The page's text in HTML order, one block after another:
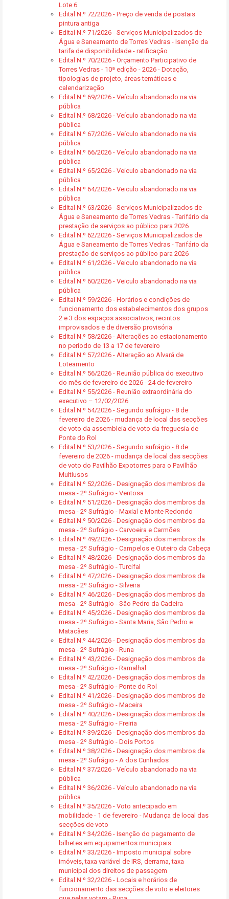
Lote 6
Edital N.º 72/2026 - Preço de venda de postais
pintura antiga
Edital N.º 71/2026 - Serviços Municipalizados de
Água e Saneamento de Torres Vedras - Isenção da
tarifa de disponibilidade - ratificação
Edital N.º 70/2026 - Orçamento Participativo de
Torres Vedras - 10ª edição - 2026 - Dotação,
tipologias de projeto, áreas temáticas e
calendarização
Edital N.º 69/2026 - Veículo abandonado na via
pública
Edital N.º 68/2026 - Veículo abandonado na via
pública
Edital N.º 67/2026 - Veículo abandonado na via
pública
Edital N.º 66/2026 - Veículo abandonado na via
pública
Edital N.º 65/2026 - Veiculo abandonado na via
pública
Edital N.º 64/2026 - Veiculo abandonado na via
pública
Edital N.º 63/2026 - Serviços Municipalizados de
Água e Saneamento de Torres Vedras - Tarifário da
prestação de serviços ao público para 2026
Edital N.º 62/2026 - Serviços Municipalizados de
Água e Saneamento de Torres Vedras - Tarifário da
prestação de serviços ao público para 2026
Edital N.º 61/2026 - Veiculo abandonado na via
pública
Edital N.º 60/2026 - Veiculo abandonado na via
pública
Edital N.º 59/2026 - Horários e condições de
funcionamento dos estabelecimentos dos grupos
2 e 3 dos espaços associativos, recintos
improvisados e de diversão provisória
Edital N.º 58/2026 - Alterações ao estacionamento
no período de 13 a 17 de fevereiro
Edital N.º 57/2026 - Alteração ao Alvará de
Loteamento
Edital N.º 56/2026 - Reunião pública do executivo
do mês de fevereiro de 2026 - 24 de fevereiro
Edital N.º 55/2026 - Reunião extraordinária do
executivo – 12/02/2026
Edital N.º 54/2026 - Segundo sufrágio - 8 de
fevereiro de 2026 - mudança de local das secções
de voto da assembleia de voto da freguesia de
Ponte do Rol
Edital N.º 53/2026 - Segundo sufrágio - 8 de
fevereiro de 2026 - mudança de local das secções
de voto do Pavilhão Expotorres para o Pavilhão
Multiusos
Edital N.º 52/2026 - Designação dos membros da
mesa - 2º Sufrágio - Ventosa
Edital N.º 51/2026 - Designação dos membros da
mesa - 2º Sufrágio - Maxial e Monte Redondo
Edital N.º 50/2026 - Designação dos membros da
mesa - 2º Sufrágio - Carvoeira e Carmões
Edital N.º 49/2026 - Designação dos membros da
mesa - 2º Sufrágio - Campelos e Outeiro da Cabeça
Edital N.º 48/2026 - Designação dos membros da
mesa - 2º Sufrágio - Turcifal
Edital N.º 47/2026 - Designação dos membros da
mesa - 2º Sufrágio - Silveira
Edital N.º 46/2026 - Designação dos membros da
mesa - 2º Sufrágio - São Pedro da Cadeira
Edital N.º 45/2026 - Designação dos membros da
mesa - 2º Sufrágio - Santa Maria, São Pedro e
Matacães
Edital N.º 44/2026 - Designação dos membros da
mesa - 2º Sufrágio - Runa
Edital N.º 43/2026 - Designação dos membros da
mesa - 2º Sufrágio - Ramalhal
Edital N.º 42/2026 - Designação dos membros da
mesa - 2º Sufrágio - Ponte do Rol
Edital N.º 41/2026 - Designação dos membros de
mesa - 2º Sufrágio - Maceira
Edital N.º 40/2026 - Designação dos membros da
mesa - 2º Sufrágio - Freiria
Edital N.º 39/2026 - Designação dos membros da
mesa - 2º Sufrágio - Dois Portos
Edital N.º 38/2026 - Designação dos membros da
mesa - 2º Sufrágio - A dos Cunhados
Edital N.º 37/2026 - Veículo abandonado na via
pública
Edital N.º 36/2026 - Veículo abandonado na via
pública
Edital N.º 35/2026 - Voto antecipado em
mobilidade - 1 de fevereiro - Mudança de local das
secções de voto
Edital N.º 34/2026 - Isenção do pagamento de
bilhetes em equipamentos municipais
Edital N.º 33/2026 - Imposto municipal sobre
imóveis, taxa variável de IRS, derrama, taxa
municipal dos direitos de passagem
Edital N.º 32/2026 - Locais e horários de
funcionamento das secções de voto e eleitores